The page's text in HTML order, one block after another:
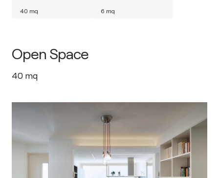
40 mq 6 mq
Open Space
40 mq